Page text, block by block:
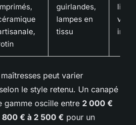
guirlandes,
lampes en
tissu
peut varier
le style retenu. Un canapé
gamme oscille entre 2 000 €
800 € à 2 500 € pour un